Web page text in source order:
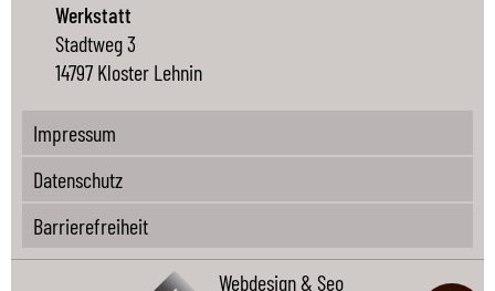
Werkstatt
Stadtweg 3
14797 Kloster Lehnin
Impressum
Datenschutz
Barrierefreiheit
Webdesign & Seo